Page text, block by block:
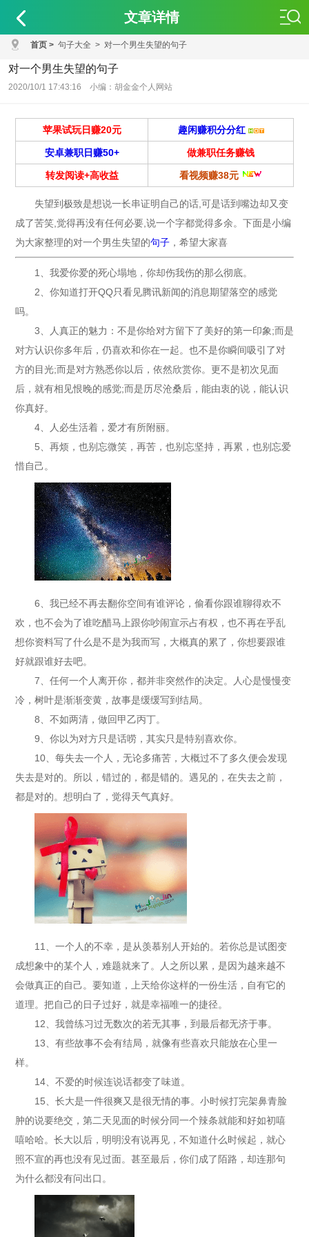
文章详情
首页 > 句子大全 > 对一个男生失望的句子
对一个男生失望的句子
2020/10/1 17:43:16 小编：胡金金个人网站
苹果试玩日赚20元 趣闲赚积分分红
安卓兼职日赚50+ 做兼职任务赚钱
转发阅读+高收益 看视频赚38元
失望到极致是想说一长串证明自己的话,可是话到嘴边却又变
成了苦笑,觉得再没有任何必要,说一个字都觉得多余。下面是小编
为大家整理的对一个男生失望的句子 ，希望大家喜
1、我爱你爱的死心塌地，你却伤我伤的那么彻底。
2、你知道打开QQ只看见腾讯新闻的消息期望落空的感觉
吗。
3、人真正的魅力：不是你给对方留下了美好的第一印象;而是
对方认识你多年后，仍喜欢和你在一起。也不是你瞬间吸引了对
方的目光;而是对方熟悉你以后，依然欣赏你。更不是初次见面
后，就有相见恨晚的感觉;而是历尽沧桑后，能由衷的说，能认识
你真好。
4、人必生活着，爱才有所附丽。
5、再烦，也别忘微笑，再苦，也别忘坚持，再累，也别忘爱
惜自己。
6、我已经不再去翻你空间有谁评论，偷看你跟谁聊得欢不
欢，也不会为了谁吃醋马上跟你吵闹宣示占有权，也不再在乎乱
想你资料写了什么是不是为我而写，大概真的累了，你想要跟谁
好就跟谁好去吧。
7、任何一个人离开你，都并非突然作的决定。人心是慢慢变
冷，树叶是渐渐变黄，故事是缓缓写到结局。
8、不如两清，做回甲乙丙丁。
9、你以为对方只是话唠，其实只是特别喜欢你。
10、每失去一个人，无论多痛苦，大概过不了多久便会发现
失去是对的。所以，错过的，都是错的。遇见的，在失去之前，
都是对的。想明白了，觉得天气真好。
11、一个人的不幸，是从羡慕别人开始的。若你总是试图变
成想象中的某个人，难题就来了。人之所以累，是因为越来越不
会做真正的自己。要知道，上天给你这样的一份生活，自有它的
道理。把自己的日子过好，就是幸福唯一的捷径。
12、我曾练习过无数次的若无其事，到最后都无济于事。
13、有些故事不会有结局，就像有些喜欢只能放在心里一
样。
14、不爱的时候连说话都变了味道。
15、长大是一件很爽又是很无情的事。小时候打完架鼻青脸
肿的说要绝交，第二天见面的时候分同一个辣条就能和好如初嘻
嘻哈哈。长大以后，明明没有说再见，不知道什么时候起，就心
照不宣的再也没有见过面。甚至最后，你们成了陌路，却连那句
为什么都没有问出口。